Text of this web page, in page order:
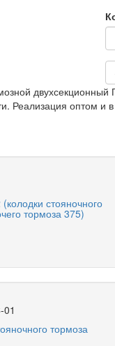
Реализация оптом и
стояночного
тормоза 375)
тормоза